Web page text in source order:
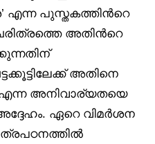
എന്ന പുസ്തകത്തിൻറെ
അതിൻറെ
അതിനെ
എന്ന അനിവാര്യതയെ
ഏറെ വിമർശന